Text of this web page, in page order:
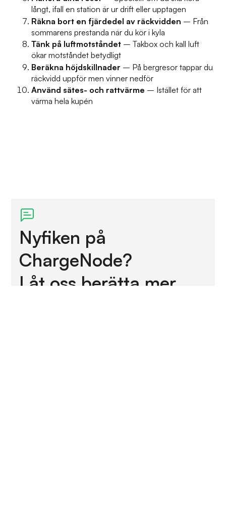
långt, ifall en station är ur drift eller upptagen
Räkna bort en fjärdedel av räckvidden – Från
sommarens prestanda när du kör i kyla
Tänk på luftmotståndet – Takbox och kall luft
ökar motståndet betydligt
Beräkna höjdskillnader – På bergresor tappar du
räckvidd uppför men vinner nedför
Använd sätes- och rattvärme – Istället för att
värma hela kupén
Nyfiken på
ChargeNode?
Låt oss berätta mer.